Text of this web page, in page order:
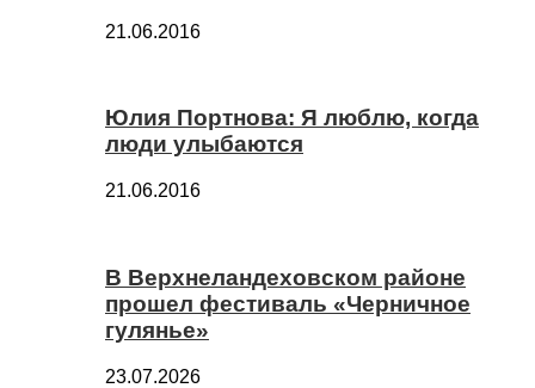
21.06.2016
Юлия Портнова: Я люблю, когда
люди улыбаются
21.06.2016
В Верхнеландеховском районе
прошел фестиваль «Черничное
гулянье»
23.07.2026